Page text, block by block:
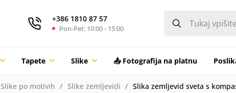
+386 1810 87 57
Pon-Pet: 10:00 - 15:00
Tapete Slike 📤 Fotografija na platnu
Slike po motivih Slike zemljevidi Slika zemljevid sveta s